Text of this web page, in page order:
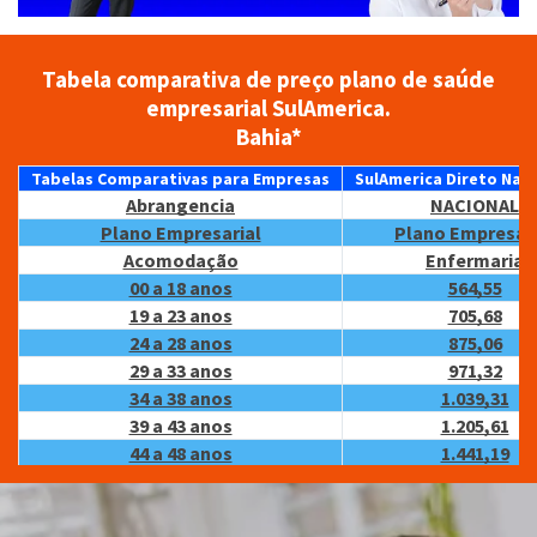
Tabela comparativa de preço plano de saúde
empresarial SulAmerica.
Bahia*
Tabelas Comparativas para Empresas SulAmerica Direto
Abrangencia
NACIONAL
Plano Empresarial
Plano
Acomodação
Enfermaria
00 a 18 anos
564,55
19 a 23 anos
705,68
24 a 28 anos
875,06
29 a 33 anos
971,32
34 a 38 anos
1.039,31
39 a 43 anos
1.205,61
44 a 48 anos
1.441,19
49 a 53 anos
1.689,08
54 a 58 anos
2.010,86